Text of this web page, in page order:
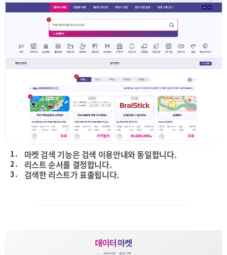
1 . 마켓 검색 기능은 검색 이용안내와 동일합니다.
2 . 리스트 순서를 결정합니다.
3 . 검색한 리스트가 표출됩니다.